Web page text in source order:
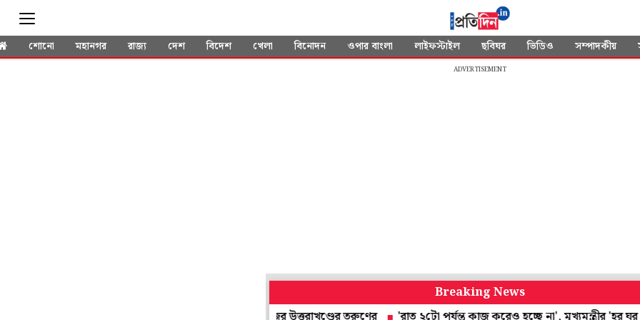
শোনো মহানগর রাজ্য দেশ বিদেশ খেলা বিনোদন ওপার বাংলা লাইফস্টাইল ছবিঘর ভিডিও সম্পাদকীয়
ADVERTISEMENT
Breaking News